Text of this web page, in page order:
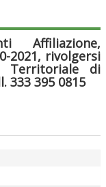
al CN Uisp
Affiliazione,
2021, rivolgersi
Territoriale di
333 395 0815